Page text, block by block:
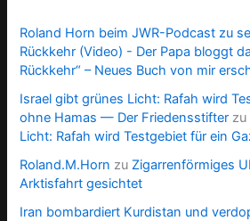
Roland Horn beim JWR-Podcast zu
Rückkehr (Video) - Der Papa bloggt
Rückkehr“ – Neues Buch von mir
Israel gibt grünes Licht: Rafah wird
ohne Hamas — Der Friedensstifter zu
Licht: Rafah wird Testgebiet für ein
Roland.M.Horn zu Zigarrenförmiges
Arktisfahrt gesichtet
Iran bombardiert Kurdistan und